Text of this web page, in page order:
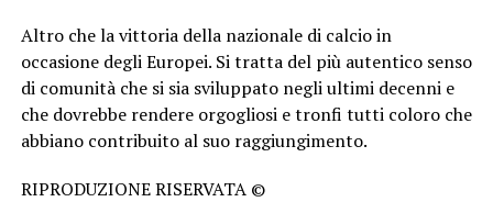
Altro che la vittoria della nazionale di calcio in
occasione degli Europei. Si tratta del più autentico senso
di comunità che si sia sviluppato negli ultimi decenni e
che dovrebbe rendere orgogliosi e tronfi tutti coloro che
abbiano contribuito al suo raggiungimento.
RIPRODUZIONE RISERVATA ©